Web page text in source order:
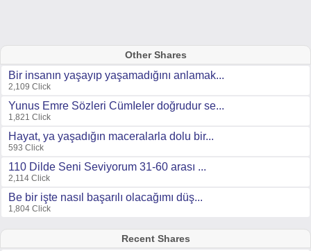
Other Shares
Bir insanın yaşayıp yaşamadığını anlamak...
2,109 Click
Yunus Emre Sözleri CümIeIer doğrudur se...
1,821 Click
Hayat, ya yaşadığın maceralarla dolu bir...
593 Click
110 Dilde Seni Seviyorum 31-60 arası ...
2,114 Click
Be bir işte nasıl başarılı olacağımı düş...
1,804 Click
Recent Shares